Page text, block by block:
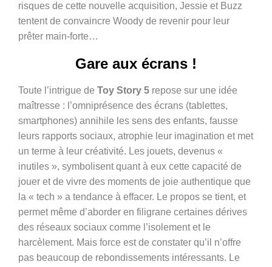
risques de cette nouvelle acquisition, Jessie et Buzz
tentent de convaincre Woody de revenir pour leur
prêter main-forte…
Gare aux écrans !
Toute l’intrigue de Toy Story 5 repose sur une idée
maîtresse : l’omniprésence des écrans (tablettes,
smartphones) annihile les sens des enfants, fausse
leurs rapports sociaux, atrophie leur imagination et met
un terme à leur créativité. Les jouets, devenus «
inutiles », symbolisent quant à eux cette capacité de
jouer et de vivre des moments de joie authentique que
la « tech » a tendance à effacer. Le propos se tient, et
permet même d’aborder en filigrane certaines dérives
des réseaux sociaux comme l’isolement et le
harcèlement. Mais force est de constater qu’il n’offre
pas beaucoup de rebondissements intéressants. Le